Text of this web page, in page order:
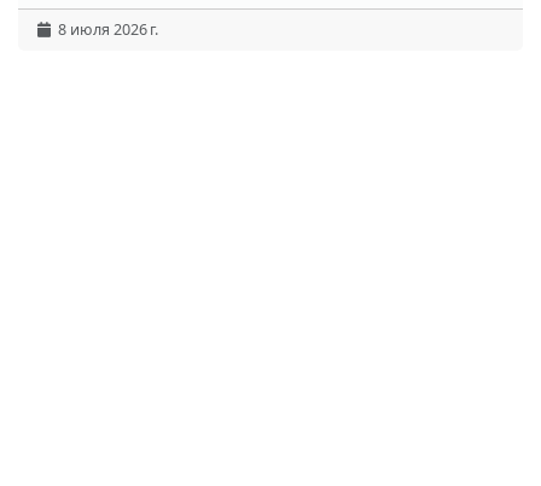
8 июля 2026 г.